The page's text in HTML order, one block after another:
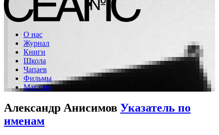
О нас
Журнал
Книги
Школа
Чапаев
Фильмы
Магазин
Александр Анисимов Указатель по
именам